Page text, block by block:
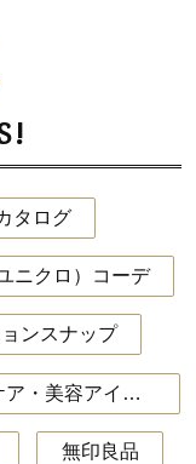
タログ
ニクロ）コーデ
ンスナップ
40代におすすめの化粧品・スキンケア・美容アイテム
無印良品